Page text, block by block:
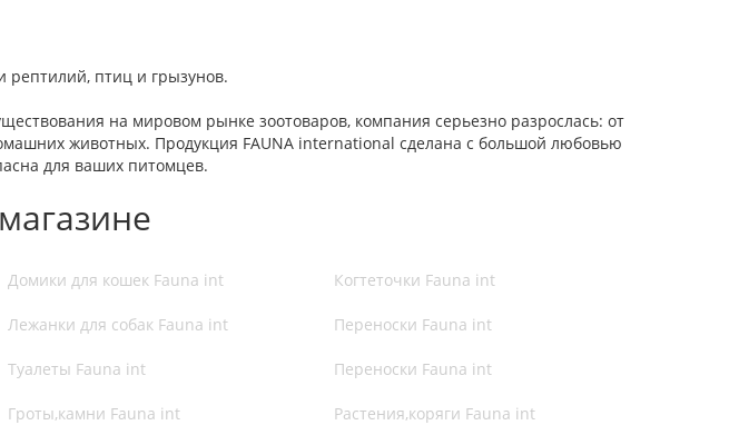
рептилий, птиц и грызунов.
на мировом рынке зоотоваров, компания серьезно разрослась: от
животных. Продукция FAUNA international сделана с большой любовью
для ваших питомцев.
Домики для кошек Fauna int Когтеточки Fauna int
Лежанки для собак Fauna int Переноски Fauna int
Туалеты Fauna int Переноски Fauna int
Гроты,камни Fauna int Растения,коряги Fauna int